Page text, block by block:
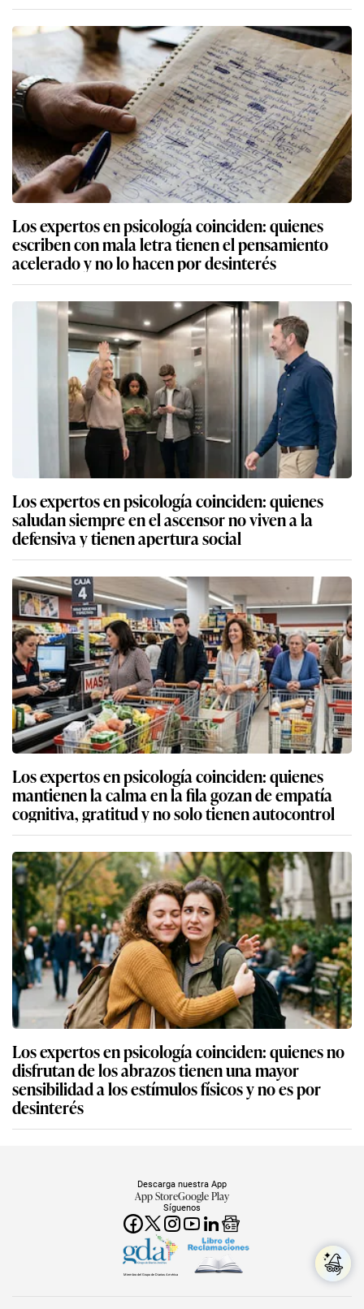
Los expertos en psicología coinciden: quienes
escriben con mala letra tienen el pensamiento
acelerado y no lo hacen por desinterés
Los expertos en psicología coinciden: quienes
saludan siempre en el ascensor no viven a la
defensiva y tienen apertura social
Los expertos en psicología coinciden: quienes
mantienen la calma en la fila gozan de empatía
cognitiva, gratitud y no solo tienen autocontrol
Los expertos en psicología coinciden: quienes no
disfrutan de los abrazos tienen una mayor
sensibilidad a los estímulos físicos y no es por
desinterés
Síguenos
Descarga nuestra App
App StoreGoogle Play
Miembro del Grupo de Diarios América